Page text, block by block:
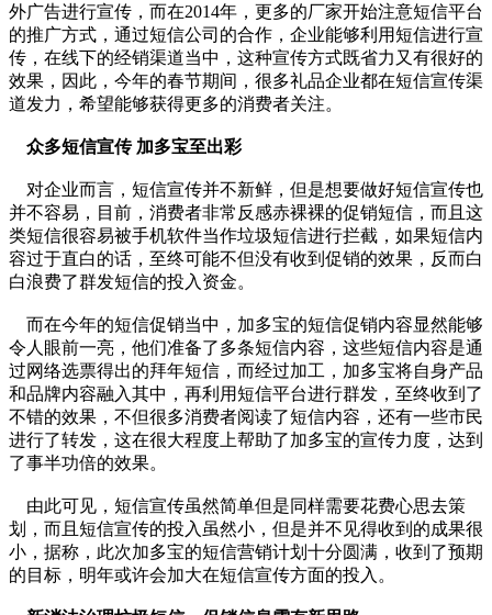
外广告进行宣传，而在2014年，更多的厂家开始注意短信平台
的推广方式，通过短信公司的合作，企业能够利用短信进行宣
传，在线下的经销渠道当中，这种宣传方式既省力又有很好的
效果，因此，今年的春节期间，很多礼品企业都在短信宣传渠
道发力，希望能够获得更多的消费者关注。
众多短信宣传 加多宝至出彩
对企业而言，短信宣传并不新鲜，但是想要做好短信宣传也
并不容易，目前，消费者非常反感赤裸裸的促销短信，而且这
类短信很容易被手机软件当作垃圾短信进行拦截，如果短信内
容过于直白的话，至终可能不但没有收到促销的效果，反而白
白浪费了群发短信的投入资金。
而在今年的短信促销当中，加多宝的短信促销内容显然能够
令人眼前一亮，他们准备了多条短信内容，这些短信内容是通
过网络选票得出的拜年短信，而经过加工，加多宝将自身产品
和品牌内容融入其中，再利用短信平台进行群发，至终收到了
不错的效果，不但很多消费者阅读了短信内容，还有一些市民
进行了转发，这在很大程度上帮助了加多宝的宣传力度，达到
了事半功倍的效果。
由此可见，短信宣传虽然简单但是同样需要花费心思去策
划，而且短信宣传的投入虽然小，但是并不见得收到的成果很
小，据称，此次加多宝的短信营销计划十分圆满，收到了预期
的目标，明年或许会加大在短信宣传方面的投入。